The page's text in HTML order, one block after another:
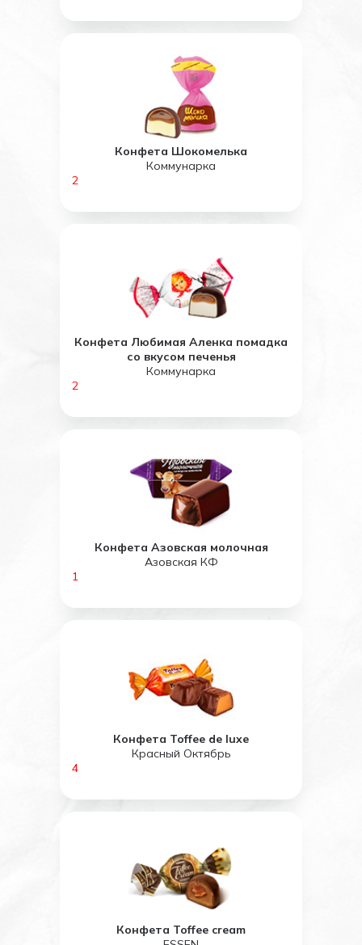
Конфета Шокомелька
Коммунарка
2
Конфета Любимая Аленка помадка
со вкусом печенья
Коммунарка
2
Конфета Азовская молочная
Азовская КФ
1
Конфета Toffee de luxe
Красный Октябрь
4
Конфета Toffee cream